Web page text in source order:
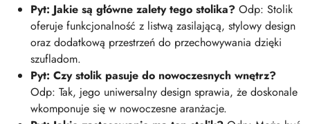
Pyt: Jakie są główne zalety tego stolika? Odp: Stolik
oferuje funkcjonalność z listwą zasilającą, stylowy design
oraz dodatkową przestrzeń do przechowywania dzięki
szufladom.
Pyt: Czy stolik pasuje do nowoczesnych wnętrz?
Odp: Tak, jego uniwersalny design sprawia, że doskonale
wkomponuje się w nowoczesne aranżacje.